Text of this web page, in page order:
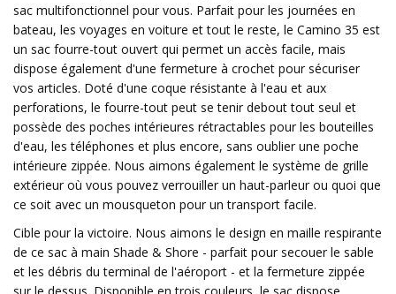
sac multifonctionnel pour vous. Parfait pour les journées en
bateau, les voyages en voiture et tout le reste, le Camino 35 est
un sac fourre-tout ouvert qui permet un accès facile, mais
dispose également d'une fermeture à crochet pour sécuriser
vos articles. Doté d'une coque résistante à l'eau et aux
perforations, le fourre-tout peut se tenir debout tout seul et
possède des poches intérieures rétractables pour les bouteilles
d'eau, les téléphones et plus encore, sans oublier une poche
intérieure zippée. Nous aimons également le système de grille
extérieur où vous pouvez verrouiller un haut-parleur ou quoi que
ce soit avec un mousqueton pour un transport facile.
Cible pour la victoire. Nous aimons le design en maille respirante
de ce sac à main Shade & Shore - parfait pour secouer le sable
et les débris du terminal de l'aéroport - et la fermeture zippée